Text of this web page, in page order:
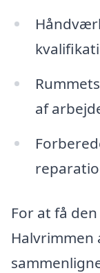
af
For at få
Halvrimmen